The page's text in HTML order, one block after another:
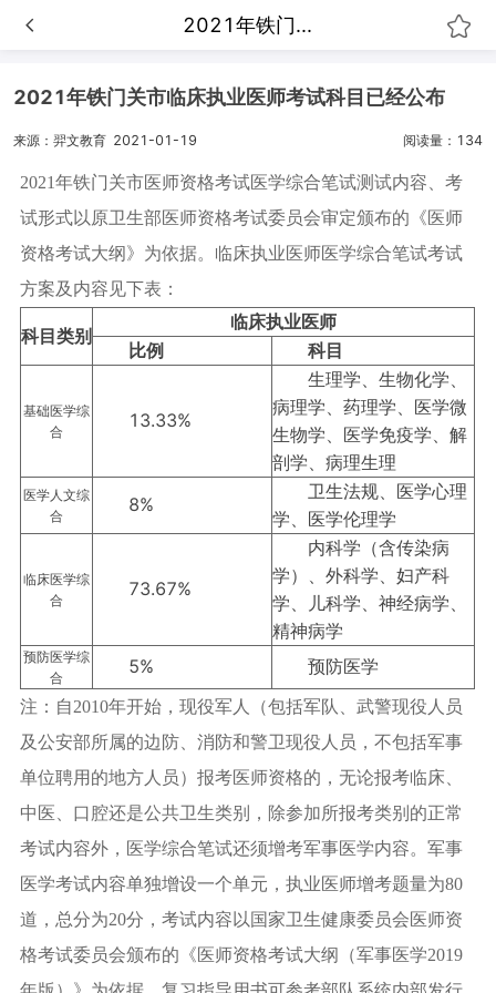
2021年铁门...
2021年铁门关市临床执业医师考试科目已经公布
来源：羿文教育 2021-01-19 阅读量：134
2021年铁门关市医师资格考试医学综合笔试测试内容、考
试形式以原卫生部医师资格考试委员会审定颁布的《医师
资格考试大纲》为依据。临床执业医师医学综合笔试考试
方案及内容见下表：
科目类别
临床执业医师
比例
科目
基础医学综
合
13.33%
生理学、生物化学、
病理学、药理学、医学微
生物学、医学免疫学、解
剖学、病理生理
医学人文综
合
8%
卫生法规、医学心理
学、医学伦理学
临床医学综
合
73.67%
内科学（含传染病
学）、外科学、妇产科
学、儿科学、神经病学、
精神病学
预防医学综
合
5% 预防医学
注：自2010年开始，现役军人（包括军队、武警现役人员
及公安部所属的边防、消防和警卫现役人员，不包括军事
单位聘用的地方人员）报考医师资格的，无论报考临床、
中医、口腔还是公共卫生类别，除参加所报考类别的正常
考试内容外，医学综合笔试还须增考军事医学内容。军事
医学考试内容单独增设一个单元，执业医师增考题量为80
道，总分为20分，考试内容以国家卫生健康委员会医师资
格考试委员会颁布的《医师资格考试大纲（军事医学2019